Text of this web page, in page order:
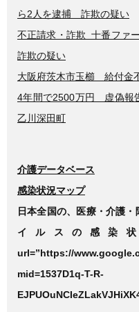
ら2人を逮捕 詐欺の疑い
不正請求・詐欺 十番ファ
詐欺の疑い
大阪府茨木市玉櫛 給付金
4年間で2500万円 虚偽報
乙川深田町
介護データベース
感染状況マップ
日本全国の、医療・介護
イルスの感染状
url=”https://
mid=1537D1q-T-R-